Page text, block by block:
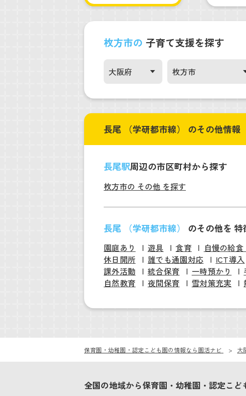
枚方市の 子育て支援を探す
長尾 （学研都市線） のその他情報
長尾駅周辺の市区町村から探す
枚方市の その他 を探す
長尾 （学研都市線） のその他を
園庭あり 遊具 食育 自慢の給
休日開所
誰でも通園対応 ICT導入
課外活動
統合保育 一時預かり
自然教育
夜間保育 雪対策充実
保育園・幼稚園・認定こども園の情報なら園活ナビ 大
全国の地域から保育園・幼稚園・認定こ